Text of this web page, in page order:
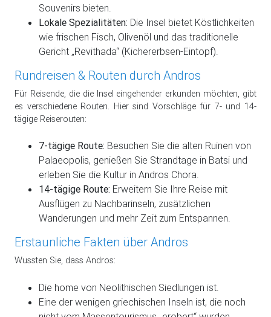
Souvenirs bieten.
Lokale Spezialitäten: Die Insel bietet Köstlichkeiten
wie frischen Fisch, Olivenöl und das traditionelle
Gericht „Revithada“ (Kichererbsen-Eintopf).
Rundreisen & Routen durch Andros
Für Reisende, die die Insel eingehender erkunden möchten, gibt
es verschiedene Routen. Hier sind Vorschläge für 7- und 14-
tägige Reiserouten:
7-tägige Route: Besuchen Sie die alten Ruinen von
Palaeopolis, genießen Sie Strandtage in Batsi und
erleben Sie die Kultur in Andros Chora.
14-tägige Route: Erweitern Sie Ihre Reise mit
Ausflügen zu Nachbarinseln, zusätzlichen
Wanderungen und mehr Zeit zum Entspannen.
Erstaunliche Fakten über Andros
Wussten Sie, dass Andros:
Die home von Neolithischen Siedlungen ist.
Eine der wenigen griechischen Inseln ist, die noch